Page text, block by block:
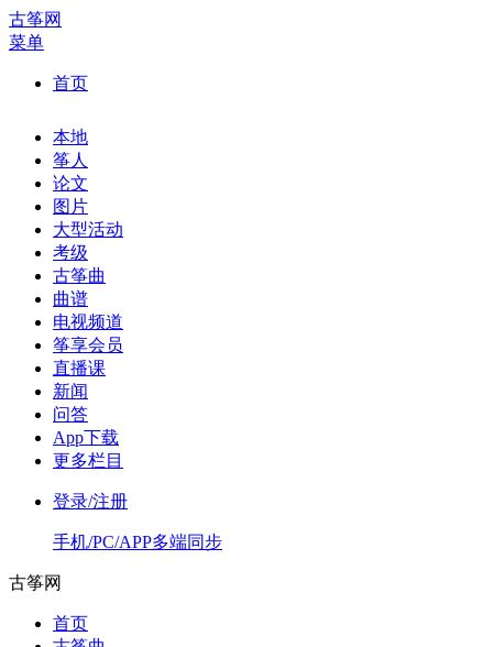
古筝网
菜单
首页
本地
筝人
论文
图片
大型活动
考级
古筝曲
曲谱
电视频道
筝享会员
直播课
新闻
问答
App下载
更多栏目
登录/注册
手机/PC/APP多端同步
古筝网
首页